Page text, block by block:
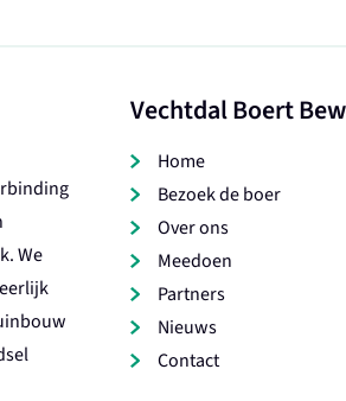
We
Vechtdal Boert
Home
Bezoek de boer
Over ons
Meedoen
Partners
Nieuws
Contact